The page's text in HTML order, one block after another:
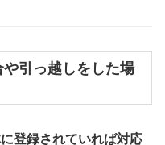
引っ越しをした場
登録されていれば対応